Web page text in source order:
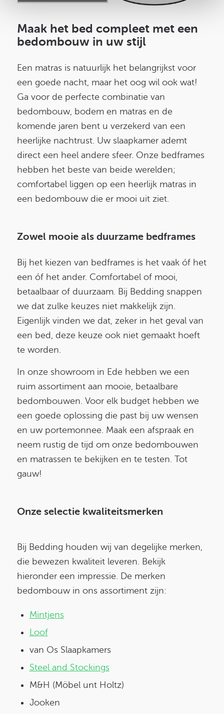
Maak het bed compleet met een
bedombouw in uw stijl
Een matras is natuurlijk het belangrijkst voor
een goede nacht, maar het oog wil ook wat!
Ga voor de perfecte combinatie van
bedombouw, bodem en matras en de
komende jaren bent u verzekerd van een
heerlijke nachtrust. Uw slaapkamer ademt
direct een heel andere sfeer. Onze bedframes
hebben het beste van beide werelden;
comfortabel liggen op een heerlijk matras in
een bedombouw die er mooi uit ziet.
Zowel mooie als duurzame bedframes
Bij het kiezen van bedframes is het vaak óf het
een óf het ander. Comfortabel of mooi,
betaalbaar of duurzaam. Bij Bedding snappen
we dat zulke keuzes niet makkelijk zijn.
Eigenlijk vinden we dat, zeker in het geval van
een bed, deze keuze ook niet gemaakt hoeft
te worden.
In onze showroom in Ede hebben we een
ruim assortiment aan mooie, betaalbare
bedombouwen. Voor elk budget hebben we
een goede oplossing die past bij uw wensen
en uw portemonnee. Maak een afspraak en
neem rustig de tijd om onze bedombouwen
en matrassen te bekijken en te testen. Tot
gauw!
Onze selectie kwaliteitsmerken
Bij Bedding houden wij van degelijke merken,
die bewezen kwaliteit leveren. Bekijk
hieronder een impressie. De merken
bedombouw in ons assortiment zijn:
Mintjens
Loof
van Os Slaapkamers
Steel and Stockings
M&H (Möbel unt Holtz)
Jooken